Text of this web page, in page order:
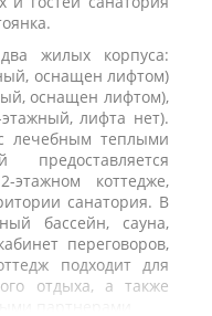
жилых корпуса:
оснащен лифтом)
оснащен лифтом),
лифта нет).
лечебным теплыми
этажном коттедже,
санатория. В
бассейн, сауна,
переговоров,
подходит для
отдыха, а также